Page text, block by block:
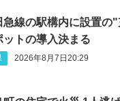
急線の駅構内に設置の
トの導入決まる
2026年8月7日20:29